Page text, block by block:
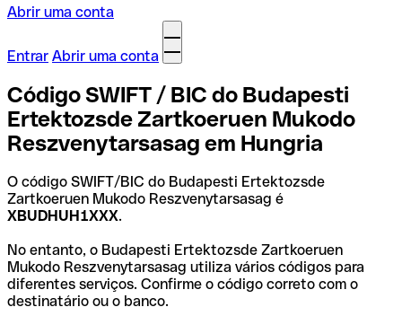
Abrir uma conta
Entrar Abrir uma conta
Código SWIFT / BIC do Budapesti
Ertektozsde Zartkoeruen Mukodo
Reszvenytarsasag em Hungria
O código SWIFT/BIC do Budapesti Ertektozsde
Zartkoeruen Mukodo Reszvenytarsasag é
XBUDHUH1XXX.
No entanto, o Budapesti Ertektozsde Zartkoeruen
Mukodo Reszvenytarsasag utiliza vários códigos para
diferentes serviços. Confirme o código correto com o
destinatário ou o banco.